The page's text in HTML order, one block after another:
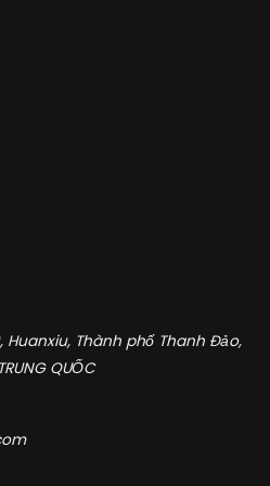
Huanxiu, Thành phố Thanh Đảo,
QUỐC